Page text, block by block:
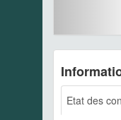
Etat des